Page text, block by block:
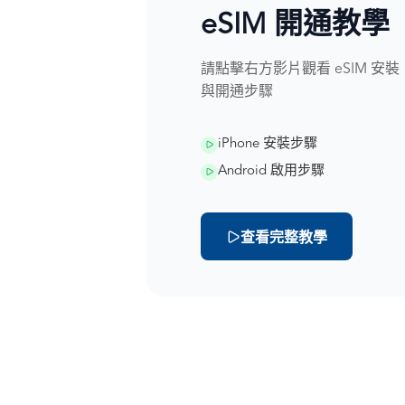
eSIM 開通教學
請點擊右方影片觀看 eSIM 安裝
與開通步驟
iPhone 安裝步驟
Android 啟用步驟
查看完整教學